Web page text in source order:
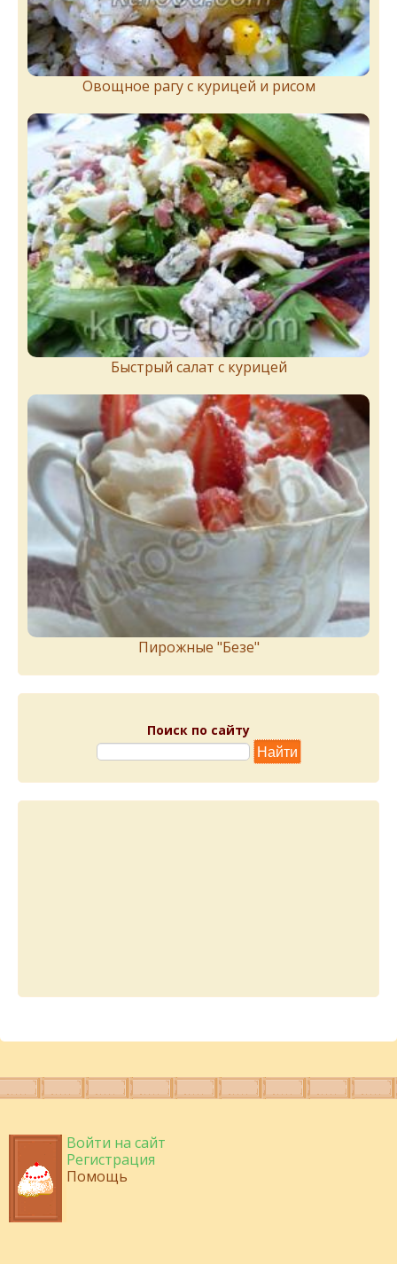
Овощное рагу с курицей и рисом
Быстрый салат с курицей
Пирожныe "Бeзe"
Поиск по сайту
Войти на сайт
Регистрация
Помощь